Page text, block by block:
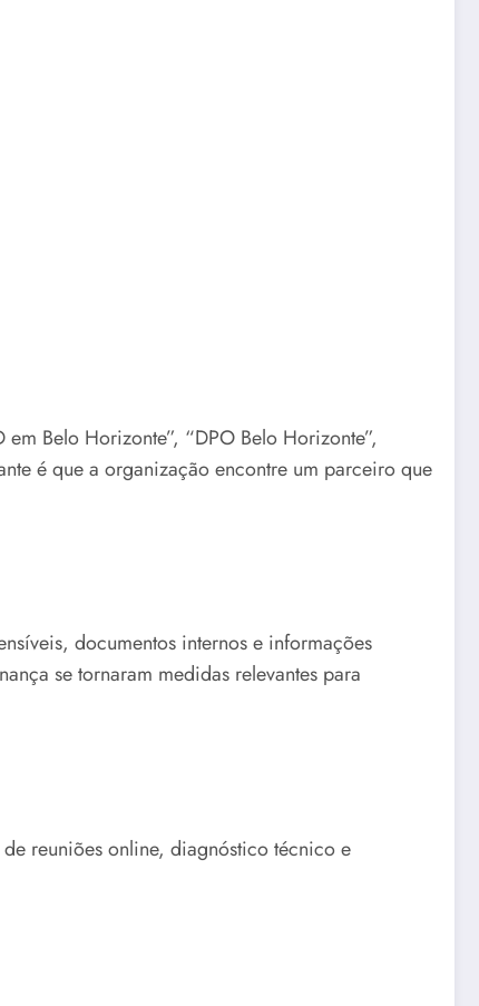
Belo Horizonte”, “DPO Belo Horizonte”,
é que a organização encontre um parceiro que
documentos internos e informações
se tornaram medidas relevantes para
reuniões online, diagnóstico técnico e